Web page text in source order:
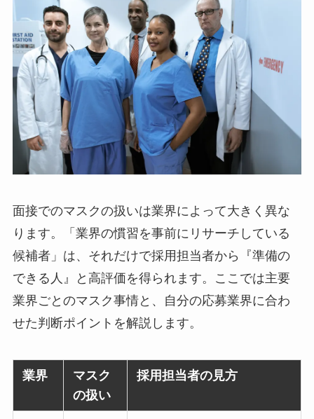
面接でのマスクの扱いは業界によって大きく異な
ります。「業界の慣習を事前にリサーチしている
候補者」は、それだけで採用担当者から『準備の
できる人』と高評価を得られます。ここでは主要
業界ごとのマスク事情と、自分の応募業界に合わ
せた判断ポイントを解説します。
業界
マスク
の扱い
採用担当者の見方